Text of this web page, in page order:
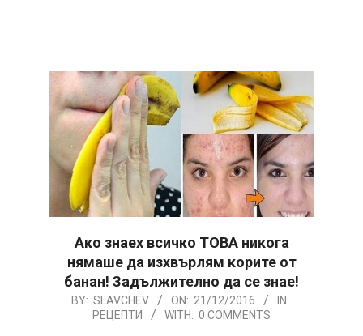
Ако знаех всичко ТОВА никога
нямаше да изхвърлям корите от
банан! Задължително да се знае!
2016-BY: SLAVCHEV ON: 21/12/2016
IN:
РЕЦЕПТИ
WITH: 0 COMMENTS